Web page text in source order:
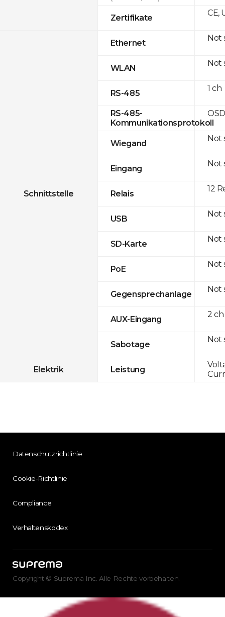
Zertifikate
Schnittstelle
Ethernet
WLAN
RS-485
RS-485-
Kommunikationsprotokoll
Wiegand
Eingang
Relais
USB
SD-Karte
PoE
Gegensprechanlage
AUX-Eingang
Sabotage
Elektrik Leistung
CE,
Not
Not
1 ch
Not
Not
12
Not
Not
Not
Not
2
Not
Datenschutzrichtlinie
Cookie-Richtlinie
Compliance
Verhaltenskodex
Copyright © Suprema Inc. Alle Rechte vorbehalten.